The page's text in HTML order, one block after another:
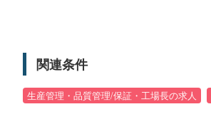
関連条件
生産管理・品質管理/保証・工場長の求人